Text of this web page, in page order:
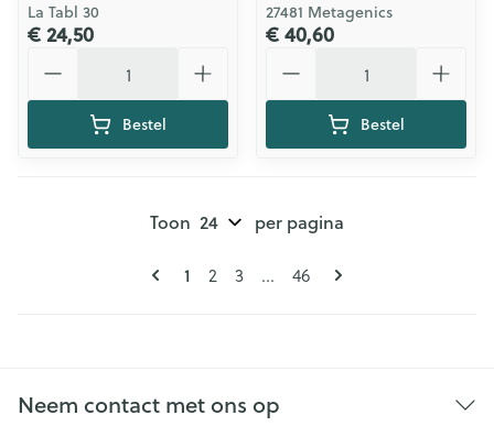
La Tabl 30
€ 24,50
Bestel
27481 Metagenics
€ 40,60
Bestel
Pagina's
U lees momenteel pagina
1 Pagina
2 Pagina
3 ... Pagina
46
Toon per pagina
Neem contact met ons op